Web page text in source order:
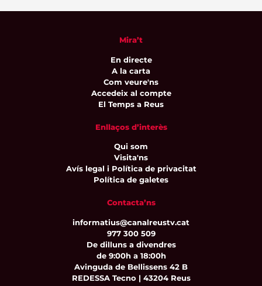
Mira’t
En directe
A la carta
Com veure'ns
Accedeix al compte
El Temps a Reus
Enllaços d’interès
Qui som
Visita'ns
Avís legal i Política de privacitat
Política de galetes
Contacta’ns
informatius@canalreustv.cat
977 300 509
De dilluns a divendres
de 9:00h a 18:00h
Avinguda de Bellissens 42 B
REDESSA Tecno | 43204 Reus